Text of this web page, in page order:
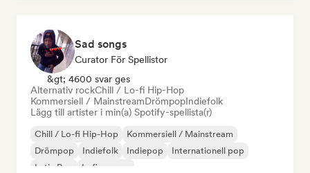
Sad songs
Curator För Spellistor
&gt; 4600 svar ges
Alternativ rockChill / Lo-fi Hip-Hop
Kommersiell / MainstreamDrömpopIndiefolk
Lägg till artister i min(a) Spotify-spellista(r)
Chill / Lo-fi Hip-Hop
Kommersiell / Mainstream
Drömpop
Indiefolk Indiepop
Internationell pop
Latin Pop
Lofi sovrum